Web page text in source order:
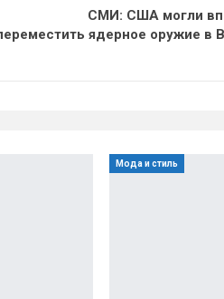
СМИ: США могли
ядерное оружие в
Мода и стиль